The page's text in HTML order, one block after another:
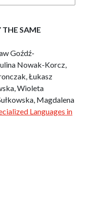
SAME
Goźdź-
Nowak-Korcz,
Łukasz
Wioleta
Magdalena
Languages in